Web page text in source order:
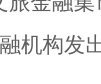
机构发